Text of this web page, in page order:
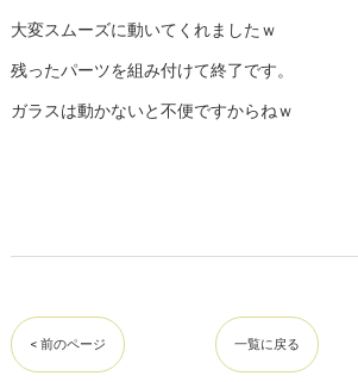
大変スムーズに動いてくれましたｗ
残ったパーツを組み付けて終了です。
ガラスは動かないと不便ですからねｗ
< 前のページ 一覧に戻る